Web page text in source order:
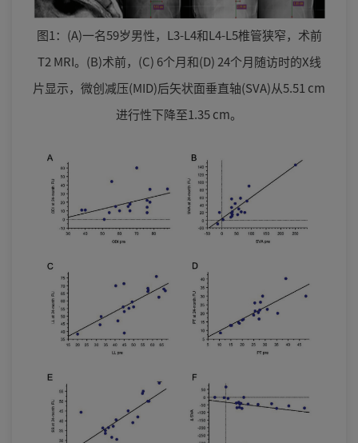
图1：(A)一名59岁男性，L3-L4和L4-L5椎管狭窄，术前
T2 MRI。(B)术前，(C) 6个月和(D) 24个月随访时的X线
片显示，微创减压(MID)后矢状面垂直轴(SVA)从5.51 cm
进行性下降至1.35 cm。